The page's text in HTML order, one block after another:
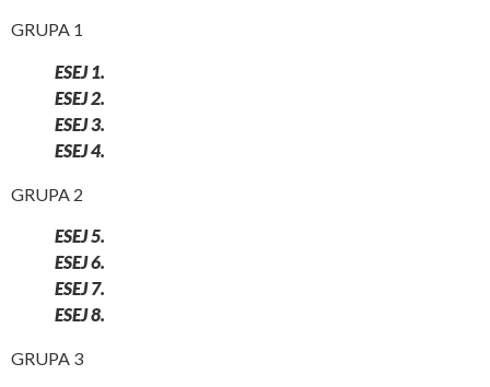
GRUPA 1
ESEJ 1.
ESEJ 2.
ESEJ 3.
ESEJ 4.
GRUPA 2
ESEJ 5.
ESEJ 6.
ESEJ 7.
ESEJ 8.
GRUPA 3